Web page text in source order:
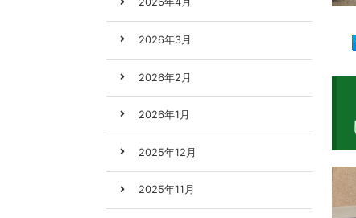
2026年3月
2026年2月
2026年1月
2025年12月
2025年11月